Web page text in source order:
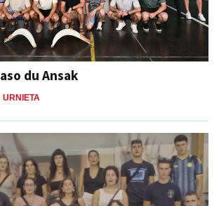
du Ansak
URNIETA